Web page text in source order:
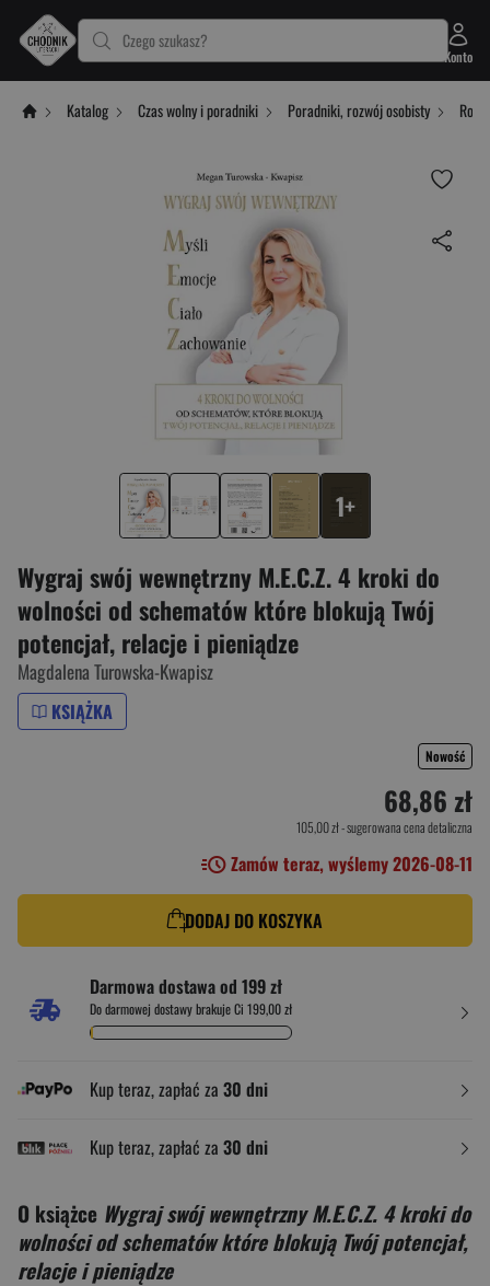
Czego szukasz?
Konto
Katalog Czas wolny i poradniki Poradniki, rozwój osobisty
Wygraj swój wewnętrzny M.E.C.Z. 4 kroki do
wolności od schematów które blokują Twój
potencjał, relacje i pieniądze
Magdalena Turowska-Kwapisz
KSIĄŻKA
1+
Nowość
68,86 zł
105,00 zł- sugerowana cena detaliczna
Zamów teraz, wyślemy 2026-08-11
DODAJ DO KOSZYKA
Darmowa dostawa od 199 zł
Do darmowej dostawy brakuje Ci 199,00 zł
Kup teraz, zapłać za 30 dni
Kup teraz, zapłać za 30 dni
O książce Wygraj swój wewnętrzny M.E.C.Z. 4 kroki do
wolności od schematów które blokują Twój potencjał,
relacje i pieniądze